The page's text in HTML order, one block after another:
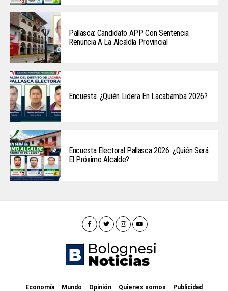
Pallasca: Candidato APP Con Sentencia
Renuncia A La Alcaldía Provincial
Encuesta: ¿Quién Lidera En Lacabamba 2026?
Encuesta Electoral Pallasca 2026: ¿Quién Será
El Próximo Alcalde?
Economía Mundo Opinión Quienes somos Publicidad